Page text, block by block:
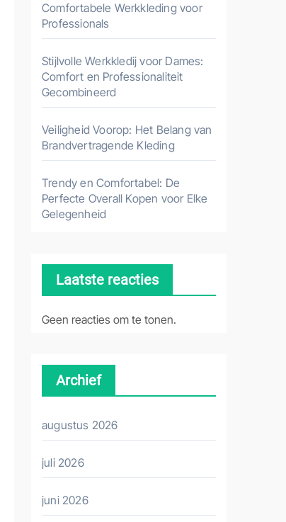
Comfortabele Werkkleding voor
Professionals
Stijlvolle Werkkledij voor Dames:
Comfort en Professionaliteit
Gecombineerd
Veiligheid Voorop: Het Belang van
Brandvertragende Kleding
Trendy en Comfortabel: De
Perfecte Overall Kopen voor Elke
Gelegenheid
Laatste reacties
Geen reacties om te tonen.
Archief
augustus 2026
juli 2026
juni 2026